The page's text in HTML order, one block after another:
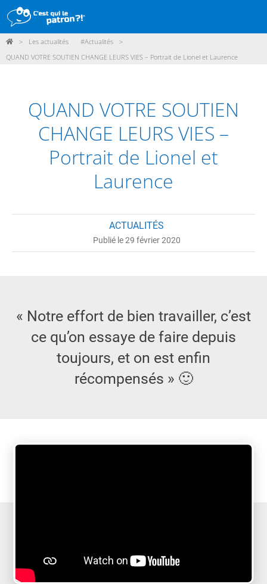
DÉMARCHE
POINTS DE VENTE
PARTICIPER
ACTUALITÉS
ME CONNECTER / ADHÉRER
> Les actualités #Actualités
>
QUAND VOTRE SOUTIEN CHANGE LEURS VIES – Portrait de Lionel et Laurence
QUAND VOTRE SOUTIEN
CHANGE LEURS VIES –
Portrait de Lionel et
Laurence
ACTUALITÉS
Publié le 29 février 2020
« Notre effort de bien travailler, c’est
ce qu’on essaye de faire depuis
toujours, et on est enfin
récompensés » 🙂